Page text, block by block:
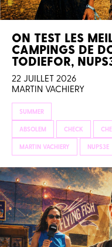
ON TEST LES
CAMPINGS DE
TODIEFOR,
22 JUILLET 2026
MARTIN VACHIERY
SUMMER
ABSOLEM CHECK
MARTIN VACHIERY NUPS3E